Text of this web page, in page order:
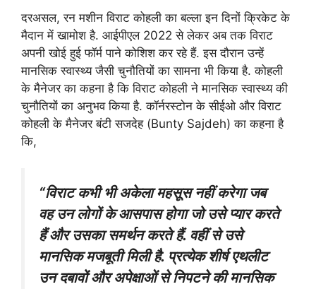
दरअसल, रन मशीन विराट कोहली का बल्ला इन दिनों क्रिकेट के
मैदान में खामोश है. आईपीएल 2022 से लेकर अब तक विराट
अपनी खोई हुई फॉर्म पाने कोशिश कर रहे हैं. इस दौरान उन्हें
मानसिक स्वास्थ्य जैसी चुनौतियों का सामना भी किया है. कोहली
के मैनेजर का कहना है कि विराट कोहली ने मानसिक स्वास्थ्य की
चुनौतियों का अनुभव किया है. कॉर्नरस्टोन के सीईओ और विराट
कोहली के मैनेजर बंटी सजदेह (Bunty Sajdeh) का कहना है
कि,
“विराट कभी भी अकेला महसूस नहीं करेगा जब
वह उन लोगों के आसपास होगा जो उसे प्यार करते
हैं और उसका समर्थन करते हैं. वहीं से उसे
मानसिक मजबूती मिली है. प्रत्येक शीर्ष एथलीट
उन दबावों और अपेक्षाओं से निपटने की मानसिक